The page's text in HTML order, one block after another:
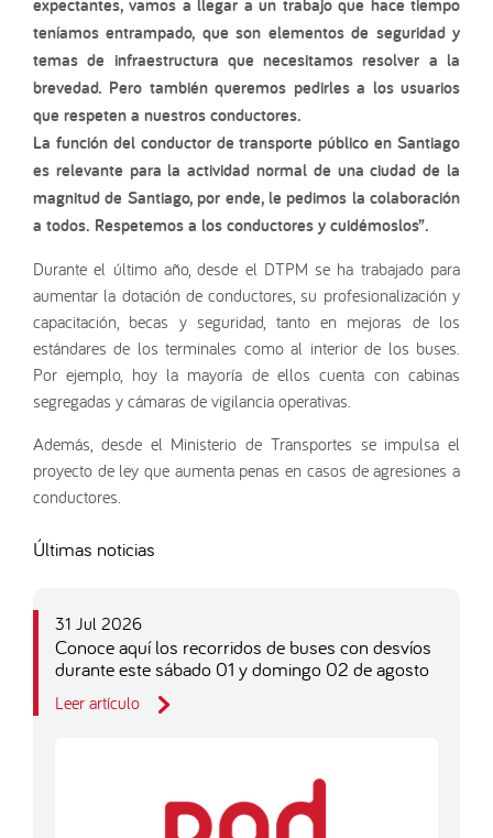
teníamos entrampado, que son elementos de seguridad y
temas de infraestructura que necesitamos resolver a la
brevedad. Pero también queremos pedirles a los usuarios
que respeten a nuestros conductores.
La función del conductor de transporte público en Santiago
es relevante para la actividad normal de una ciudad de la
magnitud de Santiago, por ende, le pedimos la colaboración
a todos. Respetemos a los conductores y cuidémoslos”.
Durante el último año, desde el DTPM se ha trabajado para
aumentar la dotación de conductores, su profesionalización y
capacitación, becas y seguridad, tanto en mejoras de los
estándares de los terminales como al interior de los buses.
Por ejemplo, hoy la mayoría de ellos cuenta con cabinas
segregadas y cámaras de vigilancia operativas.
Además, desde el Ministerio de Transportes se impulsa el
proyecto de ley que aumenta penas en casos de agresiones a
conductores.
Últimas noticias
31 Jul 2026
Conoce aquí los recorridos de buses con desvíos
durante este sábado 01 y domingo 02 de agosto
Leer artículo